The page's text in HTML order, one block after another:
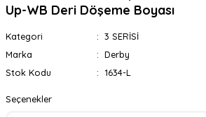
Up-WB Deri Döşeme Boyası
Kategori
3 SERİSİ
Marka
Derby
Stok Kodu
1634-L
Seçenekler